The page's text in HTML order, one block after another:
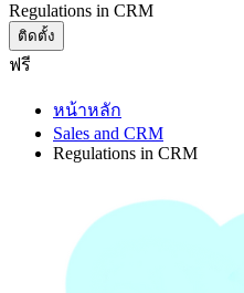
Regulations in CRM
ติดตั้ง
ฟรี
หน้าหลัก
Sales and CRM
Regulations in CRM